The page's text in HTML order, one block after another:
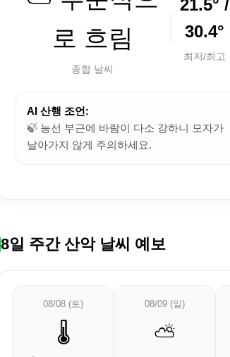
로 흐림
종합 날씨
21.5° /
30.4°
최저/최고
AI 산행 조언:
🍃 능선 부근에 바람이 다소 강하니 모자가
날아가지 않게 주의하세요.
8일 주간 산악 날씨 예보
08/08 (토)
🌡️
08/09 (일)
⛅